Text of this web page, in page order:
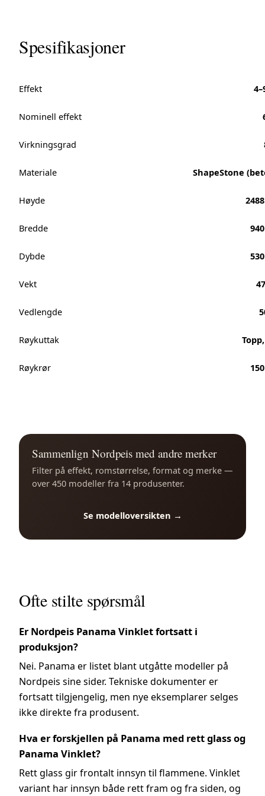
Spesifikasjoner
Effekt
Nominell effekt
Virkningsgrad
Materiale ShapeStone
Høyde
Bredde
Dybde
Vekt
Vedlengde
Røykuttak
Røykrør
Sammenlign Nordpeis med andre merker
Filter på effekt, romstørrelse, format og merke —
over 450 modeller fra 14 produsenter.
Se modelloversikten →
Ofte stilte spørsmål
Er Nordpeis Panama Vinklet fortsatt i
produksjon?
Nei. Panama er listet blant utgåtte modeller på
Nordpeis sine sider. Tekniske dokumenter er
fortsatt tilgjengelig, men nye eksemplarer selges
ikke direkte fra produsent.
Hva er forskjellen på Panama med rett glass og
Panama Vinklet?
Rett glass gir frontalt innsyn til flammene. Vinklet
variant har innsyn både rett fram og fra siden, og